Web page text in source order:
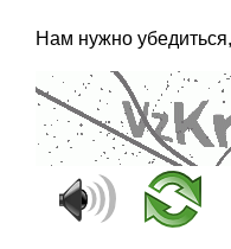
Нам нужно